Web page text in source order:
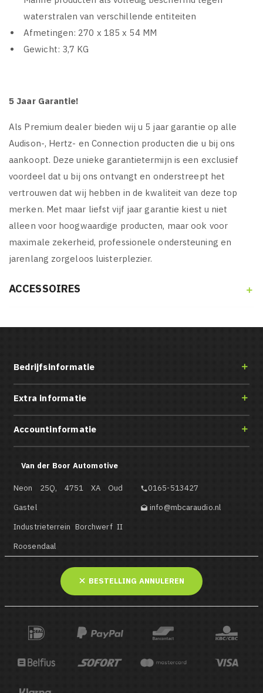
waterstralen van verschillende entiteiten
Afmetingen: 270 x 185 x 54 MM
Gewicht: 3,7 KG
5 Jaar Garantie!
Als Premium dealer bieden wij u 5 jaar garantie op alle
Audison-, Hertz- en Connection producten die u bij ons
aankoopt. Deze unieke garantietermijn is een exclusief
voordeel dat u bij ons ontvangt en onderstreept het
vertrouwen dat wij hebben in de kwaliteit van deze top
merken. Met maar liefst vijf jaar garantie kiest u niet
alleen voor hoogwaardige producten, maar ook voor
maximale zekerheid, professionele ondersteuning en
jarenlang zorgeloos luisterplezier.
ACCESSOIRES 
Bedrijfsinformatie 
Extra informatie 
Accountinformatie 
Van der Boor Automotive
Neon 25Q, 4751 XA Oud
Gastel
Industrieterrein Borchwerf II
Roosendaal
0165-513427
 info@mbcaraudio.nl
BESTELLING ANNULEREN